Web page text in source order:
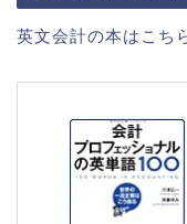
英文会計の本はこち